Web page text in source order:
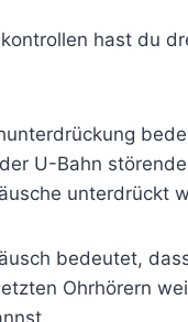
hast du
U-Bahn störende
unterdrückt
bedeutet,
Ohrhörern